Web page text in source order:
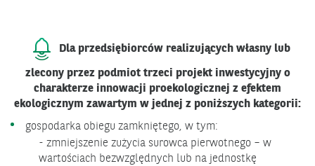
Dla przedsiębiorców realizujących własny lub
zlecony przez podmiot trzeci projekt inwestycyjny o
charakterze innowacji proekologicznej z efektem
ekologicznym zawartym w jednej z poniższych kategorii:
gospodarka obiegu zamkniętego, w tym:
- zmniejszenie zużycia surowca pierwotnego – w
wartościach bezwzględnych lub na jednostkę